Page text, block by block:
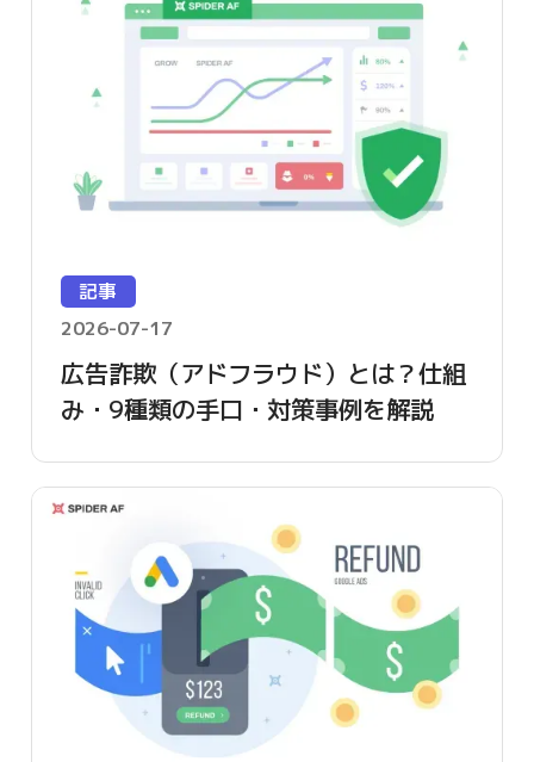
記事
2026-07-17
広告詐欺（アドフラウド）とは？仕組
み・9種類の手口・対策事例を解説